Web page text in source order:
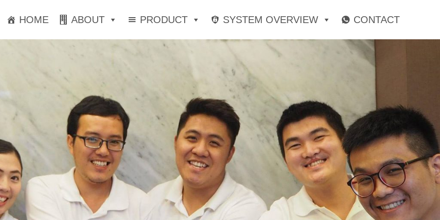
HOME ABOUT PRODUCT SYSTEM OVERVIEW CONTACT